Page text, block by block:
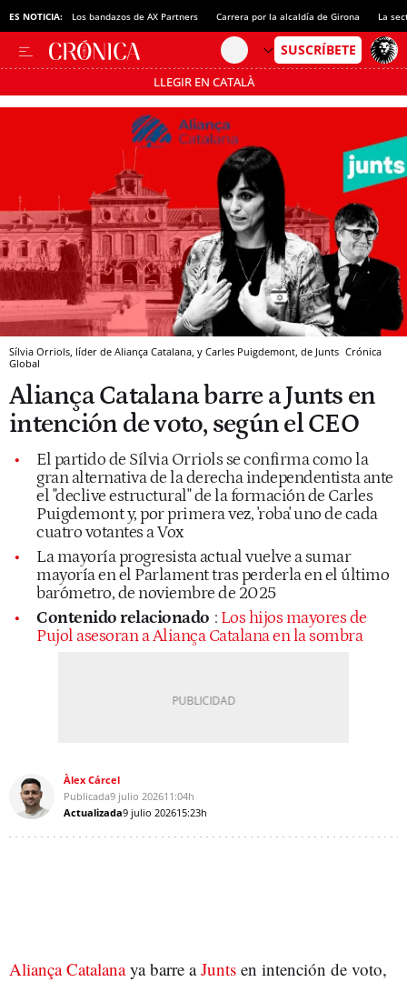
ES NOTICIA: Los bandazos de AX Partners Carrera por la alcaldía de Girona La
LLEGIR EN CATALÀ
Pásate al MODO AHORRO
Sílvia Orriols, líder de Aliança Catalana, y Carles Puigdemont, de Junts Crónica
Global
Aliança Catalana barre a Junts en
intención de voto, según el CEO
El partido de Sílvia Orriols se confirma como la
gran alternativa de la derecha independentista ante
el "declive estructural" de la formación de Carles
Puigdemont y, por primera vez, 'roba' uno de cada
cuatro votantes a Vox
La mayoría progresista actual vuelve a sumar
mayoría en el Parlament tras perderla en el último
barómetro, de noviembre de 2025
Contenido relacionado : Los hijos mayores de
Pujol asesoran a Aliança Catalana en la sombra
Àlex Cárcel
Publicada9 julio 202611:04h
Actualizada9 julio 202615:23h
Aliança Catalanaya barre aJunts en intención de voto,